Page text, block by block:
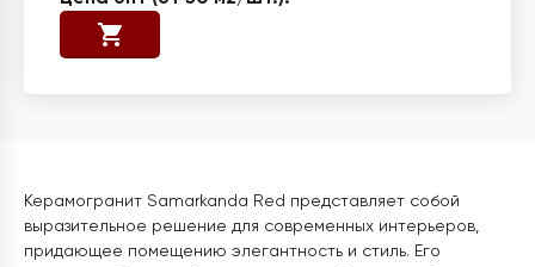
Керамогранит Samarkanda Red представляет собой
выразительное решение для современных интерьеров,
придающее помещению элегантность и стиль. Его